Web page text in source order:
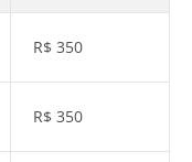
R$ 350
R$ 350